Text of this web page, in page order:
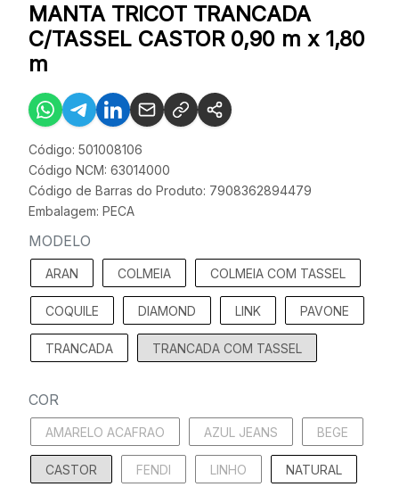
MANTA TRICOT TRANCADA
C/TASSEL CASTOR 0,90 m x 1,80
m
Código: 501008106
Código NCM: 63014000
Código de Barras do Produto: 7908362894479
Embalagem: PECA
MODELO
ARAN COLMEIA COLMEIA COM TASSEL
COQUILE DIAMOND LINK PAVONE
TRANCADA TRANCADA COM TASSEL
COR
AMARELO ACAFRAO AZUL JEANS BEGE
CASTOR FENDI LINHO NATURAL